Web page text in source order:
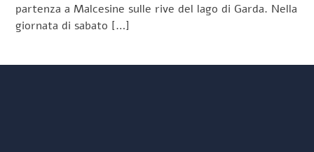
partenza a Malcesine sulle rive del lago di Garda. Nella
giornata di sabato […]